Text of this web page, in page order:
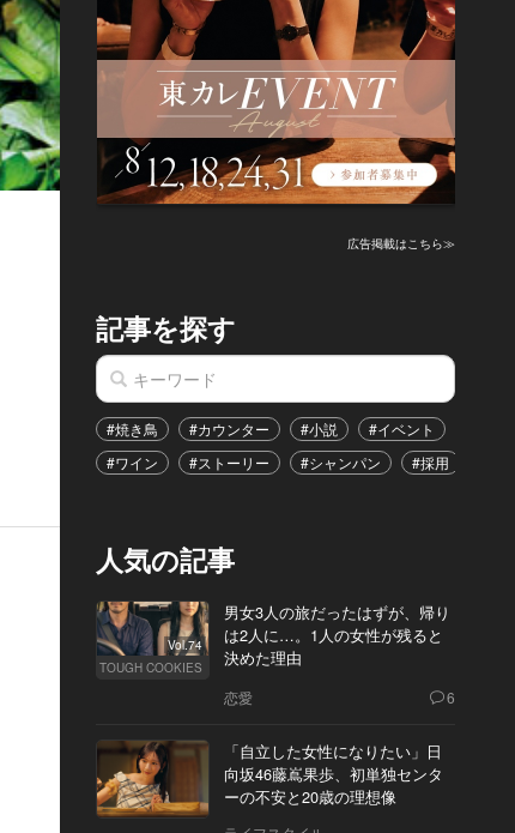
広告掲載はこちら≫
記事を探す
#焼き鳥 #カウンター #小説 #イベント
#ワイン
#ストーリー #シャンパン #採用
人気の記事
Vol.74
TOUGH COOKIES
男女3人の旅だったはずが、帰り
は2人に…。1人の女性が残ると
決めた理由
恋愛 6
「自立した女性になりたい」日
向坂46藤嶌果歩、初単独センタ
ーの不安と20歳の理想像